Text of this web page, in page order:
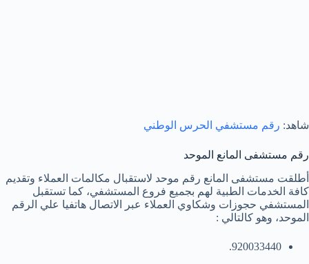
شاهد: رقم مستشفي الحرس الوطني
رقم مستشفى المانع الموحد
أطلقت مستشفى المانع رقم موحد لاستقبال مكالمات العملاء وتقديم
كافة الخدمات الطبية لهم بجميع فروع المستشفي، كما تستقبل
المستشفي حجوزات وشكاوي العملاء عبر الاتصال هاتفيا علي الرقم
الموحد، وهو كالتالي :
920033440.